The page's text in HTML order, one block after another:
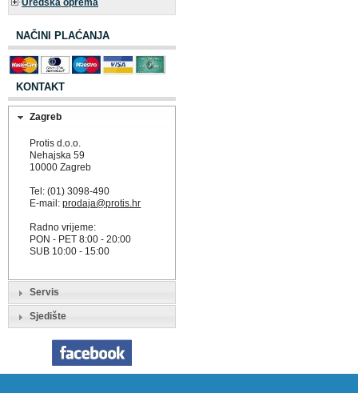
Uredska oprema
NAČINI PLAĆANJA
KONTAKT
Zagreb
Protis d.o.o.
Nehajska 59
10000 Zagreb
Tel: (01) 3098-490
E-mail:prodaja@protis.hr
Radno vrijeme:
PON - PET 8:00 - 20:00
SUB 10:00 - 15:00
Servis
Sjedište